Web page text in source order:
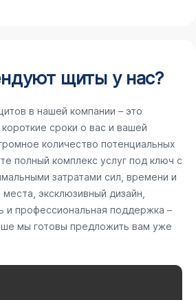
щиты у нас?
в нашей компании – это
короткие сроки о вас и вашей
количество потенциальных
полный комплекс услуг под ключ с
затратами сил, времени и
эксклюзивный дизайн,
и профессиональная поддержка –
мы готовы предложить вам уже